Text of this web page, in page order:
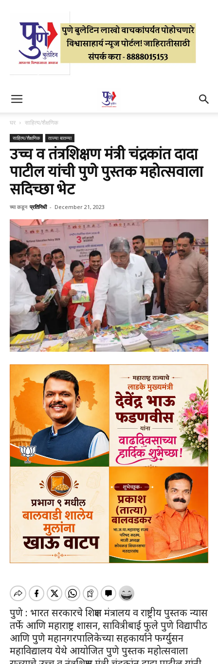
घर साहित्य/शैक्षणिक
साहित्य/शैक्षणिक ताज्या बातम्या
उच्च व तंत्रशिक्षण मंत्री चंद्रकांत दादा
पाटील यांची पुणे पुस्तक महोत्सवाला
सदिच्छा भेट
च्या कडून प्रतिनिधी - December 21, 2023
पुणे : भारत सरकारचे शिक्षण मंत्रालय व राष्ट्रीय पुस्तक न्यास
तर्फे आणि महाराष्ट्र शासन, सावित्रीबाई फुले पुणे विद्यापीठ
आणि पुणे महानगरपालिकेच्या सहकार्याने फर्ग्युसन
महाविद्यालय येथे आयोजित पुणे पुस्तक महोत्सवाला